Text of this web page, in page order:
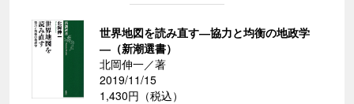
世界地図を読み直す―協力と均衡の地政学
―（新潮選書）
北岡伸一／著
2019/11/15
1,430円（税込）